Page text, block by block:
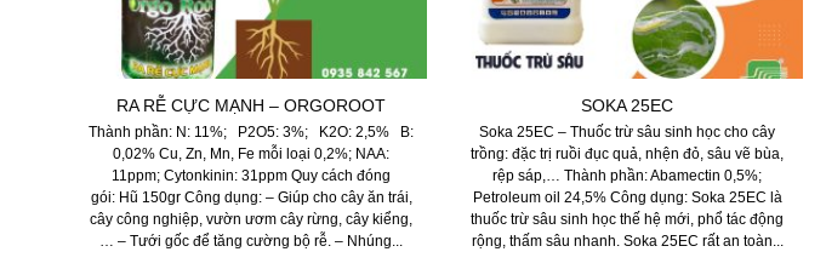
RA RỄ CỰC MẠNH – ORGOROOT
Thành phần: N: 11%; P2O5: 3%; K2O: 2,5% B:
0,02% Cu, Zn, Mn, Fe mỗi loại 0,2%; NAA:
11ppm; Cytonkinin: 31ppm Quy cách đóng
gói: Hũ 150gr Công dụng: – Giúp cho cây ăn trái,
cây công nghiệp, vườn ươm cây rừng, cây kiểng,
… – Tưới gốc để tăng cường bộ rễ. – Nhúng...
SOKA 25EC
Soka 25EC – Thuốc trừ sâu sinh học cho cây
trồng: đặc trị ruồi đục quả, nhện đỏ, sâu vẽ bùa,
rệp sáp,… Thành phần: Abamectin 0,5%;
Petroleum oil 24,5% Công dụng: Soka 25EC là
thuốc trừ sâu sinh học thế hệ mới, phổ tác động
rộng, thấm sâu nhanh. Soka 25EC rất an toàn...